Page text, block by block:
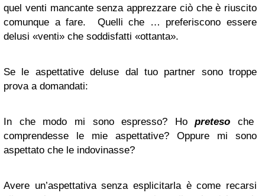
quel venti mancante senza apprezzare ciò che è riuscito
comunque a fare. Quelli che … preferiscono essere
delusi «venti» che soddisfatti «ottanta».
Se le aspettative deluse dal tuo partner sono troppe
prova a domandati:
In che modo mi sono espresso? Hopreteso che
comprendesse le mie aspettative? Oppure mi sono
aspettato che le indovinasse?
Avere un’aspettativa senza esplicitarla è come recarsi